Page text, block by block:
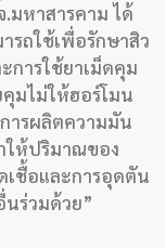
มหาสารคาม ได้
รถใช้เพื่อรักษาสิว
การใช้ยาเม็ดคุม
มไม่ให้ฮอร์โมน
ารผลิตความมัน
ให้ปริมาณของ
เชื้อและการอุดตัน
นร่วมด้วย”